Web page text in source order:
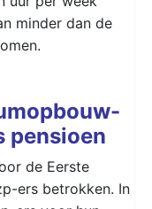
minder dan de
pensioen
de Eerste
ers betrokken. In